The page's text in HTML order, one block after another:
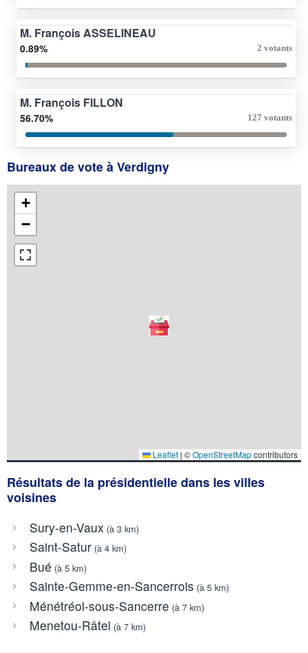
M. François ASSELINEAU
0.89% 2 votants
M. François FILLON
56.70% 127 votants
Bureaux de vote à Verdigny
+
−
Leaflet | ©OpenStreetMapcontributors
Résultats de la présidentielle dans les villes
voisines
Sury-en-Vaux (à 3 km)
Saint-Satur(à 4 km)
Bué (à 5 km)
Sainte-Gemme-en-Sancerrois (à 5 km)
Ménétréol-sous-Sancerre (à 7 km)
Menetou-Râtel (à 7 km)